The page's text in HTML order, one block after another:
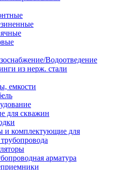
Водоотведение
из нерж. стали
емкости
для скважин
и комплектующие для
арматура